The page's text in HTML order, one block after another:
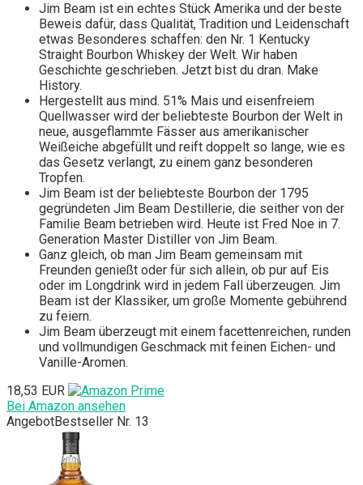
Jim Beam ist ein echtes Stück Amerika und der beste
Beweis dafür, dass Qualität, Tradition und Leidenschaft
etwas Besonderes schaffen: den Nr. 1 Kentucky
Straight Bourbon Whiskey der Welt. Wir haben
Geschichte geschrieben. Jetzt bist du dran. Make
History.
Hergestellt aus mind. 51% Mais und eisenfreiem
Quellwasser wird der beliebteste Bourbon der Welt in
neue, ausgeflammte Fässer aus amerikanischer
Weißeiche abgefüllt und reift doppelt so lange, wie es
das Gesetz verlangt, zu einem ganz besonderen
Tropfen.
Jim Beam ist der beliebteste Bourbon der 1795
gegründeten Jim Beam Destillerie, die seither von der
Familie Beam betrieben wird. Heute ist Fred Noe in 7.
Generation Master Distiller von Jim Beam.
Ganz gleich, ob man Jim Beam gemeinsam mit
Freunden genießt oder für sich allein, ob pur auf Eis
oder im Longdrink wird in jedem Fall überzeugen. Jim
Beam ist der Klassiker, um große Momente gebührend
zu feiern.
Jim Beam überzeugt mit einem facettenreichen, runden
und vollmundigen Geschmack mit feinen Eichen- und
Vanille-Aromen.
18,53 EUR
Bei Amazon ansehen
AngebotBestseller Nr. 13